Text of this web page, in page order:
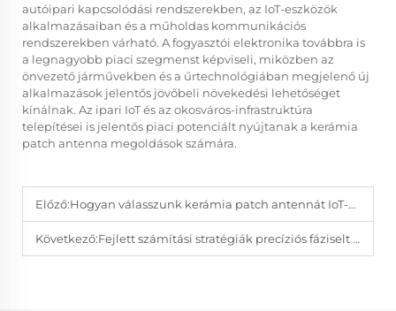
autóipari kapcsolódási rendszerekben, az IoT-eszközök
alkalmazásaiban és a műholdas kommunikációs
rendszerekben várható. A fogyasztói elektronika továbbra is
a legnagyobb piaci szegmenst képviseli, miközben az
önvezető járművekben és a űrtechnológiában megjelenő új
alkalmazások jelentős jövőbeli növekedési lehetőséget
kínálnak. Az ipari IoT és az okosváros-infrastruktúra
telepítései is jelentős piaci potenciált nyújtanak a kerámia
patch antenna megoldások számára.
Előző:Hogyan válasszunk kerámia patch antennát IoT-alkalmazásokhoz
Következő:Fejlett számítási stratégiák precíziós fáziselt tömbantennák tervezéséhez